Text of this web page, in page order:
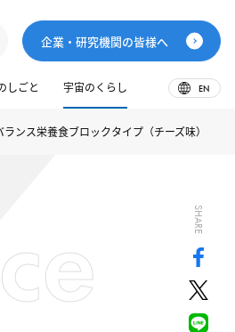
企業・研究機関の皆様へ
しごと 宇宙のくらし EN
ランス栄養食ブロックタイプ（チーズ味）
SHARE